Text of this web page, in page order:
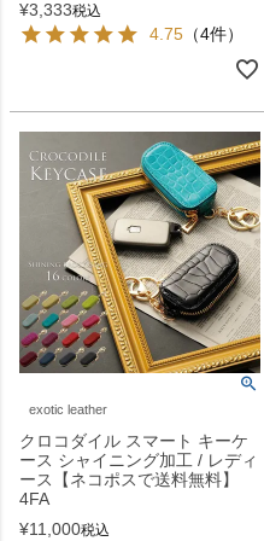
¥3,333税込
4.75 （4件）
exotic leather
クロコダイル スマート キーケ
ース シャイニング加工 / レディ
ース【ネコポスで送料無料】
4FA
¥11,000税込